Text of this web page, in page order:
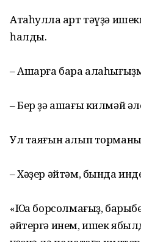
Атаһулла ҡарт тәүҙә
һалды.
– Ашарға бара
– Бер ҙә ашағы килмәй
Ул таяғын алып
– Хәҙер әйтәм, бында
«Юҡҡа борсолмағыҙ,
әйтергә инем, ишек